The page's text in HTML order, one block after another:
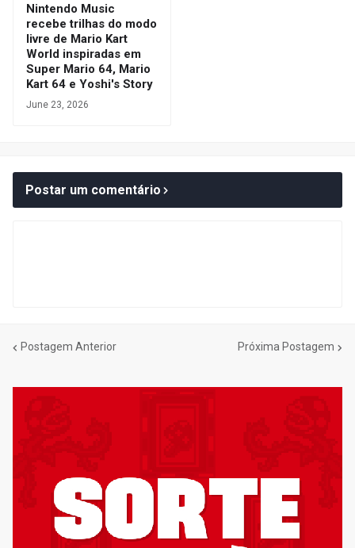
Nintendo Music
recebe trilhas do modo
livre de Mario Kart
World inspiradas em
Super Mario 64, Mario
Kart 64 e Yoshi's Story
June 23, 2026
Postar um comentário
Postagem Anterior Próxima Postagem